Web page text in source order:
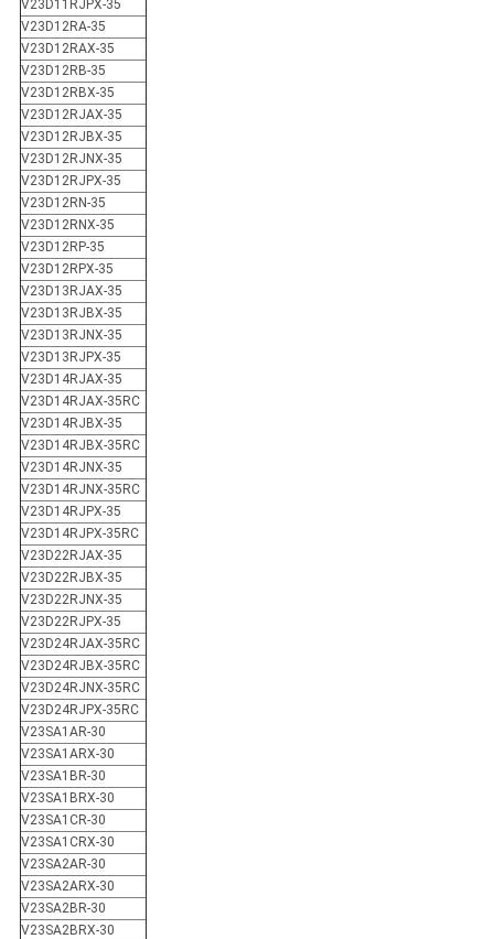
V23D11RJPX-35
V23D12RA-35
V23D12RAX-35
V23D12RB-35
V23D12RBX-35
V23D12RJAX-35
V23D12RJBX-35
V23D12RJNX-35
V23D12RJPX-35
V23D12RN-35
V23D12RNX-35
V23D12RP-35
V23D12RPX-35
V23D13RJAX-35
V23D13RJBX-35
V23D13RJNX-35
V23D13RJPX-35
V23D14RJAX-35
V23D14RJAX-35RC
V23D14RJBX-35
V23D14RJBX-35RC
V23D14RJNX-35
V23D14RJNX-35RC
V23D14RJPX-35
V23D14RJPX-35RC
V23D22RJAX-35
V23D22RJBX-35
V23D22RJNX-35
V23D22RJPX-35
V23D24RJAX-35RC
V23D24RJBX-35RC
V23D24RJNX-35RC
V23D24RJPX-35RC
V23SA1AR-30
V23SA1ARX-30
V23SA1BR-30
V23SA1BRX-30
V23SA1CR-30
V23SA1CRX-30
V23SA2AR-30
V23SA2ARX-30
V23SA2BR-30
V23SA2BRX-30